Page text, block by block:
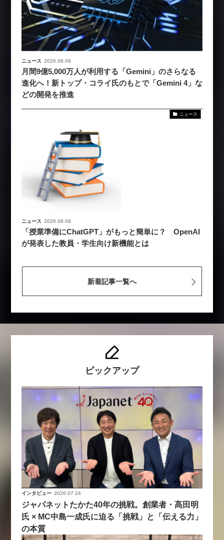
ニュース 2026.08.09
月間9億5,000万人が利用する「Gemini」のさらなる
進化へ！新トップ・コライ氏のもとで「Gemini 4」な
どの開発を推進
ニュース
ニュース 2026.08.09
「授業準備にChatGPT」がもっと簡単に？ OpenAI
が発表した教員・学生向け新機能とは
新着記事一覧へ
ピックアップ
インタビュー 2026.07.24
ジャパネットたかた40年の挑戦。創業者・髙田明
氏 × MC中島一成氏に迫る「挑戦」と「伝える力」
の本質